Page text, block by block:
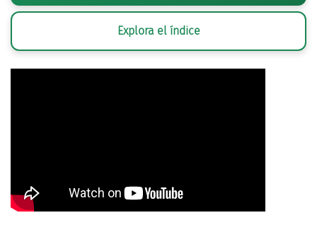
Explora el índice